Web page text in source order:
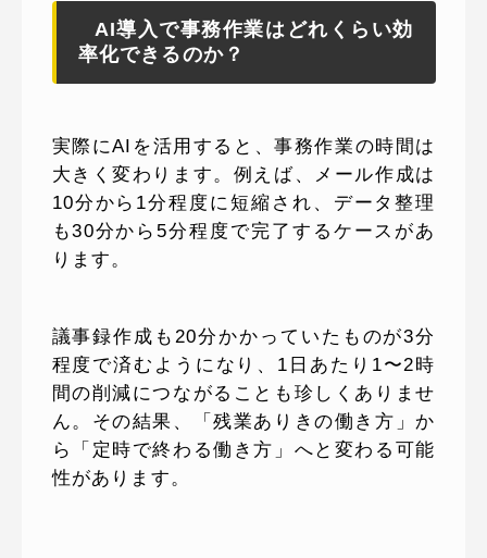
AI導入で事務作業はどれくらい効
率化できるのか？
実際にAIを活用すると、事務作業の時間は
大きく変わります。例えば、メール作成は
10分から1分程度に短縮され、データ整理
も30分から5分程度で完了するケースがあ
ります。
議事録作成も20分かかっていたものが3分
程度で済むようになり、1日あたり1〜2時
間の削減につながることも珍しくありませ
ん。その結果、「残業ありきの働き方」か
ら「定時で終わる働き方」へと変わる可能
性があります。